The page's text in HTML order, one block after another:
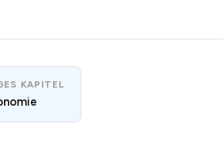
KAPITEL